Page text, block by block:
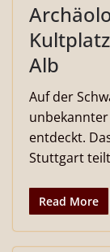
Alb
Auf der
entdeckt.
Stuttgart
Read More